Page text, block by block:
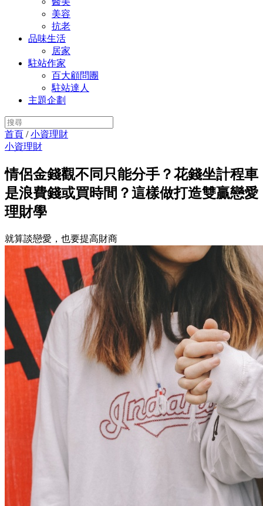
美容
抗老
品味生活
居家
駐站作家
百大顧問團
駐站達人
主題企劃
首頁 /小資理財
小資理財
情侶金錢觀不同只能分手？花錢坐計程車
是浪費錢或買時間？這樣做打造雙贏戀愛
理財學
就算談戀愛，也要提高財商